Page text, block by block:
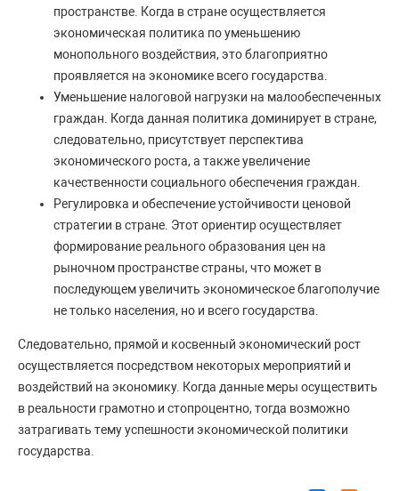
пространстве. Когда в стране осуществляется
экономическая политика по уменьшению
монопольного воздействия, это благоприятно
проявляется на экономике всего государства.
Уменьшение налоговой нагрузки на малообеспеченных
граждан. Когда данная политика доминирует в стране,
следовательно, присутствует перспектива
экономического роста, а также увеличение
качественности социального обеспечения граждан.
Регулировка и обеспечение устойчивости ценовой
стратегии в стране. Этот ориентир осуществляет
формирование реального образования цен на
рыночном пространстве страны, что может в
последующем увеличить экономическое благополучие
не только населения, но и всего государства.
Следовательно, прямой и косвенный экономический рост
осуществляется посредством некоторых мероприятий и
воздействий на экономику. Когда данные меры осуществить
в реальности грамотно и стопроцентно, тогда возможно
затрагивать тему успешности экономической политики
государства.